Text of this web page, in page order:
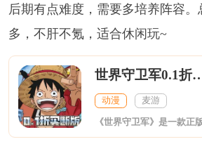
后期有点难度，需要多培养阵容。
多，不肝不氪，适合休闲玩~
世界守卫军
动漫 麦游